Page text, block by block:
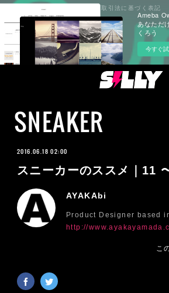
Ameba
あなただ
くろう
今すぐ
SNEAKER
2016.06.18 02:00
スニーカーのススメ｜11
AYAKAbi
Product Designer based
http://
こ
プライバシーポリシー 特定商取引法に基づく表記